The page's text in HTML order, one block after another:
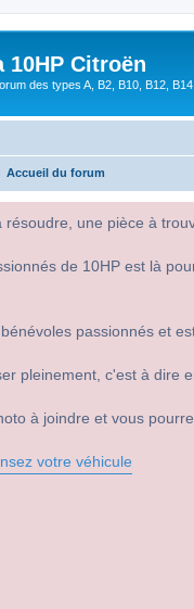
10HP Citroën
des types A, B2, B10, B12,
Accueil du forum
une pièce à
de 10HP est là
passionnés et
pleinement, c'est à dire
à joindre et vous
votre véhicule